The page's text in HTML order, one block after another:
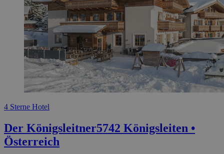
4 Sterne Hotel
Der Königsleitner5742 Königsleiten •
Österreich